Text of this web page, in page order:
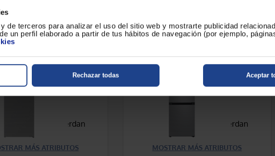
de terceros para analizar el uso del sitio web y mostrarte publicidad
un perfil elaborado a partir de tus hábitos de navegación (por ejemplo,
Rechazar todas Aceptar
2 PUERTAS BEKO
COMPARAR
que concuerdan
MÁS ATRIBUTOS
COMPARAR
Características que concuerdan
MOSTRAR MÁS ATRIBUTOS